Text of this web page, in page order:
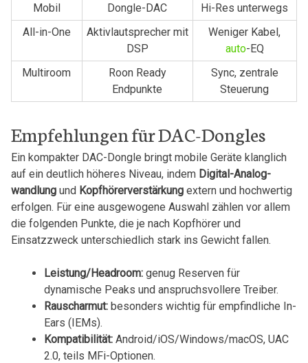
Mobil
Dongle-DAC
Hi-Res unterwegs
All-in-One
Aktivlautsprecher⁤ mit
DSP
Weniger Kabel,
auto-EQ
Multiroom
Roon‍ Ready
Endpunkte
Sync, ‍zentrale
Steuerung
Empfehlungen für DAC-Dongles
Ein kompakter⁢ DAC-Dongle bringt mobile​ Geräte klanglich
auf ein deutlich höheres Niveau, indem‌ Digital-Analog-
wandlungund Kopfhörerverstärkungextern und hochwertig
erfolgen. Für eine ‍ausgewogene Auswahl⁣ zählen vor allem
die ⁢folgenden Punkte, ⁤die je nach Kopfhörer und
Einsatzzweck unterschiedlich stark ins Gewicht ‍fallen.
Leistung/Headroom:‌genug Reserven für
dynamische Peaks und anspruchsvollere Treiber.
Rauscharmut:besonders wichtig für empfindliche In-
Ears (IEMs).
Kompatibilität:Android/iOS/Windows/macOS, UAC
2.0, teils⁤ MFi-Optionen.